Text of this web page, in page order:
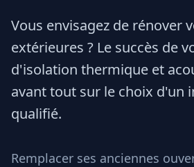
Vous envisagez de rénover
extérieures ? Le succès de
d'isolation thermique et
avant tout sur le choix d'un
qualifié.
Remplacer ses anciennes